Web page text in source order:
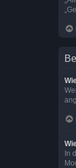
In